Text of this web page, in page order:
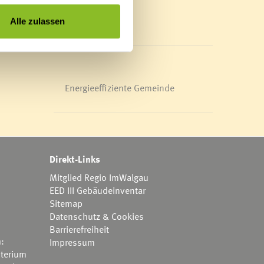
Alle zulassen
Mediathek
Energieeffiziente Gemeinde
Direkt-Links
Mitglied Regio ImWalgau
EED III Gebäudeinventar
Sitemap
Datenschutz & Cookies
Barrierefreiheit
Impressum